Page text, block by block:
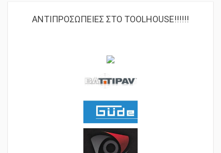
ΑΝΤΙΠΡΟΣΩΠΕΙΕΣ ΣΤΟ TOOLHOUSE!!!!!!